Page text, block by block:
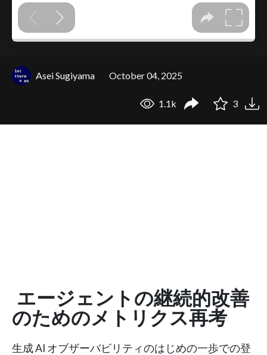
Asei Sugiyama October 04, 2025
1.1k 3
エージェントの継続的改善
のためのメトリクス再考
生成 AI オブザーバビリティのはじめの一歩での登